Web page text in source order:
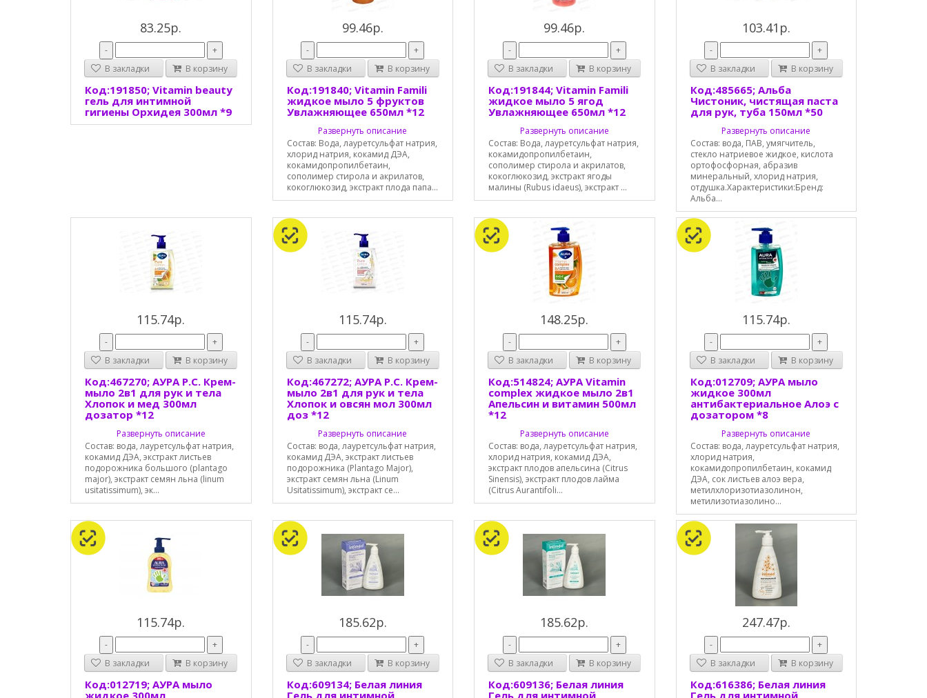
83.25р.
-
+
В закладки
В корзину
Код:191850; Vitamin beauty
гель для интимной
гигиены Орхидея 300мл *9
99.46р.
-
+
В закладки
В корзину
Код:191840; Vitamin Famili
жидкое мыло 5 фруктов
Увлажняющее 650мл *12
Развернуть описание
Состав: Вода, лауретсульфат натрия,
хлорид натрия, кокамид ДЭА,
кокамидопропилбетаин,
сополимер стирола и акрилатов,
кокоглюкозид, экстракт плода папа...
99.46р.
-
+
В закладки
В корзину
Код:191844; Vitamin Famili
жидкое мыло 5 ягод
Увлажняющее 650мл *12
Развернуть описание
Состав: Вода, лауретсульфат натрия,
кокамидопропилбетаин,
сополимер стирола и акрилатов,
кокоглюкозид, экстракт ягоды
малины (Rubus idaeus), экстракт ...
103.41р.
-
+
В закладки
В корзину
Код:485665; Альба
Чистоник, чистящая паста
для рук, туба 150мл *50
Развернуть описание
Состав: вода, ПАВ, умягчитель,
стекло натриевое жидкое, кислота
ортофосфорная, абразив
минеральный, хлорид натрия,
отдушка.Характеристики:Бренд:
Альба...
115.74р.
-
+
В закладки
В корзину
Код:467270; АУРА P.С. Крем-
мыло 2в1 для рук и тела
Хлопок и мед 300мл
дозатор *12
Развернуть описание
Состав: вода, лауретсульфат натрия,
кокамид ДЭА, экстракт листьев
подорожника большого (plantago
major), экстракт семян льна (linum
usitatissimum), эк...
115.74р.
-
+
В закладки
В корзину
Код:467272; АУРА P.С. Крем-
мыло 2в1 для рук и тела
Хлопок и овсян мол 300мл
доз *12
Развернуть описание
Состав: вода, лауретсульфат натрия,
кокамид ДЭА, экстракт листьев
подорожника (Plantago Major),
экстракт семян льна (Linum
Usitatissimum), экстракт се...
148.25р.
-
+
В закладки
В корзину
Код:514824; АУРА Vitamin
complex жидкое мыло 2в1
Апельсин и витамин 500мл
*12
Развернуть описание
Состав: вода, лауретсульфат натрия,
хлорид натрия, кокамид ДЭА,
экстракт плодов апельсина (Citrus
Sinensis), экстракт плодов лайма
(Citrus Aurantifoli...
115.74р.
-
+
В закладки
В корзину
Код:012709; АУРА мыло
жидкое 300мл
антибактериальное Алоэ с
дозатором *8
Развернуть описание
Состав: вода, лауретсульфат натрия,
хлорид натрия,
кокамидопропилбетаин, кокамид
ДЭА, сок листьев алоэ вера,
метилхлоризотиазолинон,
метилизотиазолино...
115.74р.
-
+
В закладки
В корзину
Код:012719; АУРА мыло
жидкое 300мл
185.62р.
-
+
В закладки
В корзину
Код:609134; Белая линия
Гель для интимной
185.62р.
-
+
В закладки
В корзину
Код:609136; Белая линия
Гель для интимной
247.47р.
-
+
В закладки
В корзину
Код:616386; Белая линия
Гель для интимной